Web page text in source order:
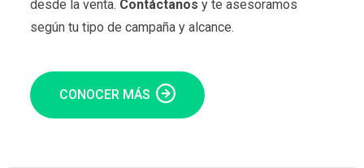
desde la venta. Contáctanos y te asesoramos
según tu tipo de campaña y alcance.
CONOCER MÁS